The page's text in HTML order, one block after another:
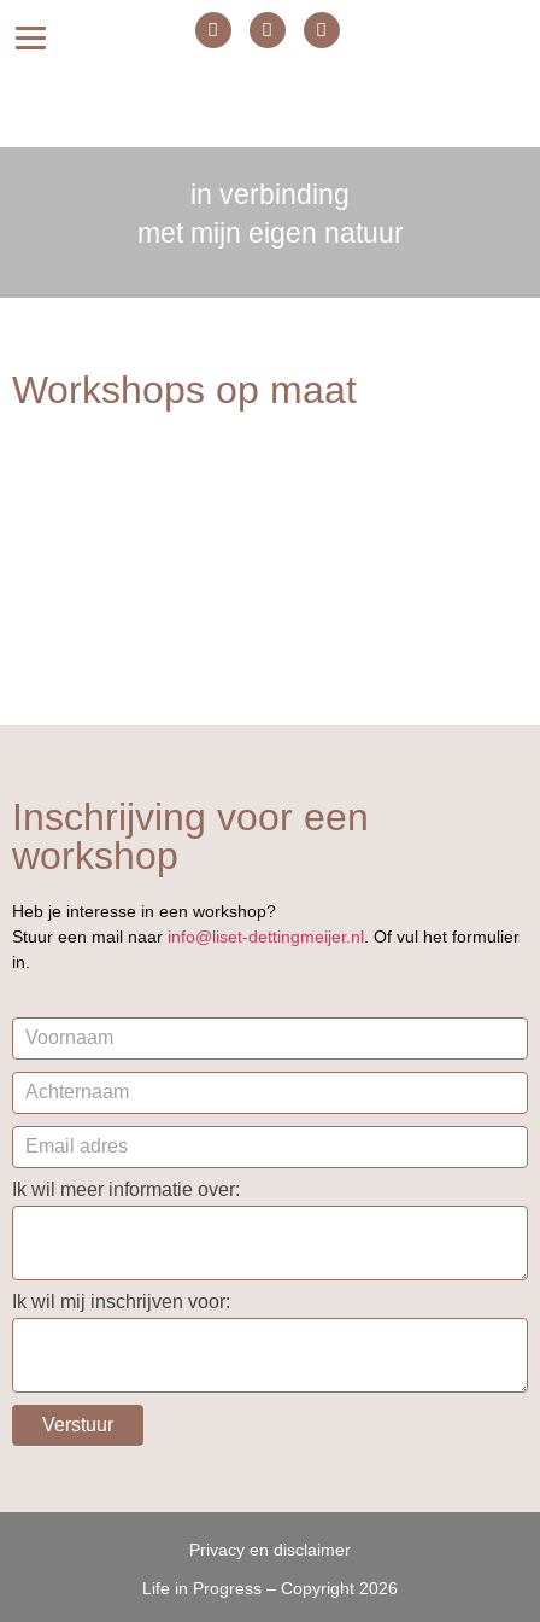
in verbinding
met mijn eigen natuur
Workshops op maat
Inschrijving voor een
workshop
Heb je interesse in een workshop?
Stuur een mail naar info@liset-dettingmeijer.nl . Of vul het formulier
in.
Informatie
-
Inschrijven
Ik wil meer informatie over:
Ik wil mij inschrijven voor:
Verstuur
Privacy en disclaimer
Life in Progress – Copyright 2026